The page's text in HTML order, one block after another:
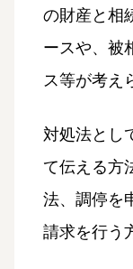
の財産と相
ースや、被
ス等が考え
対処法とし
て伝える方
法、調停を
請求を行う